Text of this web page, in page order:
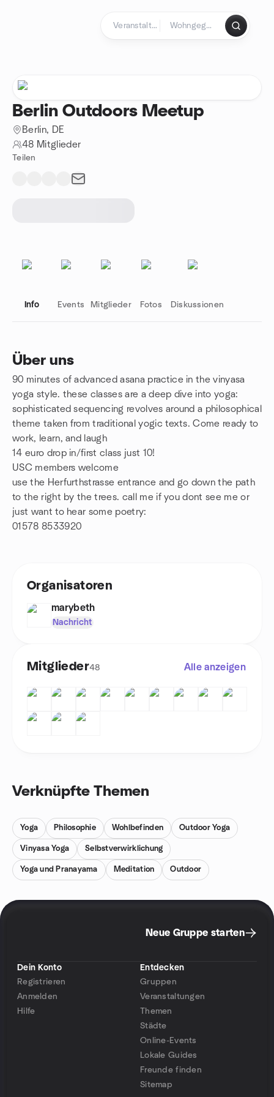
Berlin Outdoors Meetup
Berlin, DE
48 Mitglieder
Teilen
Info Events Mitglieder Fotos Diskussionen
Über uns
90 minutes of advanced asana practice in the vinyasa
yoga style. these classes are a deep dive into yoga:
sophisticated sequencing revolves around a philosophical
theme taken from traditional yogic texts. Come ready to
work, learn, and laugh
14 euro drop in/first class just 10!
USC members welcome
use the Herfurthstrasse entrance and go down the path
to the right by the trees. call me if you dont see me or
just want to hear some poetry:
01578 8533920
Gruppenlinks
Organisatoren
marybeth
Nachricht
Mitglieder48 Alle anzeigen
Verknüpfte Themen
Yoga Philosophie Wohlbefinden Outdoor Yoga
Vinyasa Yoga Selbstverwirklichung
Yoga und Pranayama Meditation Outdoor
Neue Gruppe starten
Dein Konto
Registrieren
Anmelden
Hilfe
Entdecken
Gruppen
Veranstaltungen
Themen
Städte
Online-Events
Lokale Guides
Freunde finden
Sitemap